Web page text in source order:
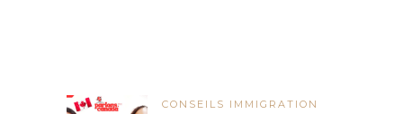
CONSEILS IMMIGRATION